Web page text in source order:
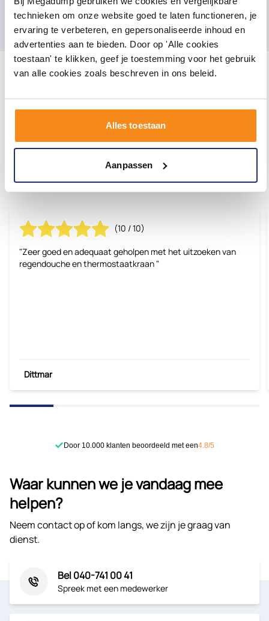
technieken om onze website goed te laten functioneren, je
ervaring te verbeteren, en gepersonaliseerde inhoud en
advertenties aan te bieden. Door op 'Alle cookies
toestaan' te klikken, geef je toestemming voor het gebruik
van alle cookies zoals beschreven in ons beleid.
Alles toestaan
Aanpassen
E-mailadres
Aanmelden
reviews
(10 / 10)
"Zeer goed en adequaat geholpen met het uitzoeken van
regendouche en thermostaatkraan "
Dittmar
Door 10.000 klanten beoordeeld met een4.8/5
Waar kunnen we je vandaag mee
helpen?
Neem contact op of kom langs, we zijn je graag van
dienst.
Bel 040-741 00 41
Spreek met een medewerker